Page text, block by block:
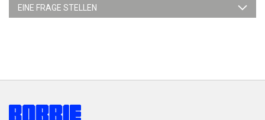
EINE FRAGE STELLEN